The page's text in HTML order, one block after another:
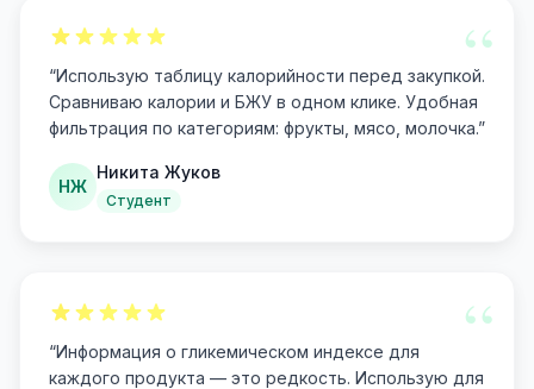
“
“Использую таблицу калорийности перед закупкой.
Сравниваю калории и БЖУ в одном клике. Удобная
фильтрация по категориям: фрукты, мясо, молочка.”
НЖ
Никита Жуков
Студент
“
“Информация о гликемическом индексе для
каждого продукта — это редкость. Использую для